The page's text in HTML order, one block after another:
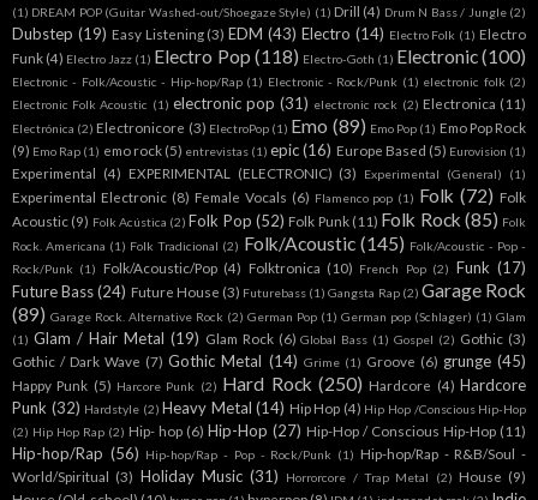
(1) DREAM POP (Guitar Washed-out/Shoegaze Style) (1) Drill (4) Drum N Bass / Jungle (2)
Dubstep (19) Easy Listening (3) EDM (43) Electro (14) Electro Folk (1) Electro
Funk (4) Electro Jazz (1) Electro Pop (118) Electro-Goth (1) Electronic(100)
Electronic - Folk/Acoustic - Hip-hop/Rap (1) Electronic - Rock/Punk (1) electronic folk (2)
Electronic Folk Acoustic (1) electronic pop (31) electronic rock (2) Electronica (11)
Electrónica (2) Electronicore (3) ElectroPop (1) Emo (89) Emo Pop (1) Emo Pop Rock
(9) Emo Rap (1) emo rock (5) entrevistas (1) epic (16) Europe Based (5) Eurovision (1)
Experimental (4) EXPERIMENTAL (ELECTRONIC) (3) Experimental (General) (1)
Experimental Electronic (8) Female Vocals (6) Flamenco pop (1) Folk (72) Folk
Acoustic (9) Folk Acústica (2) Folk Pop (52) Folk Punk (11) Folk Rock (85) Folk
Rock. Americana (1) Folk Tradicional (2) Folk/Acoustic (145) Folk/Acoustic - Pop -
Rock/Punk (1) Folk/Acoustic/Pop (4) Folktronica (10) French Pop (2) Funk (17)
Future Bass (24) Future House (3) Futurebass (1) Gangsta Rap (2) Garage Rock
(89) Garage Rock. Alternative Rock (2) German Pop (1) German pop (Schlager) (1) Glam
(1) Glam / Hair Metal (19) Glam Rock (6) Global Bass (1) Gospel (2) Gothic (3)
Gothic / Dark Wave (7) Gothic Metal (14) Grime (1) Groove (6) grunge (45)
Happy Punk (5) Harcore Punk (2) Hard Rock (250) Hardcore (4) Hardcore
Punk (32) Hardstyle (2) Heavy Metal (14) Hip Hop (4) Hip Hop /Conscious Hip-Hop
(2) Hip Hop Rap (2) Hip- hop (6) Hip-Hop (27) Hip-Hop / Conscious Hip-Hop (11)
Hip-hop/Rap (56) Hip-hop/Rap - Pop - Rock/Punk (1) Hip-hop/Rap - R&B/Soul -
World/Spiritual (3) Holiday Music (31) Horrorcore / Trap Metal (2) House (9)